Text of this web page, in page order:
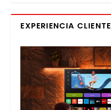
EXPERIENCIA CLIENTE